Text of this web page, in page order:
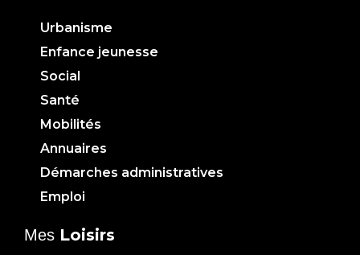
Urbanisme
Enfance jeunesse
Social
Santé
Mobilités
Annuaires
Démarches administratives
Emploi
Mes Loisirs